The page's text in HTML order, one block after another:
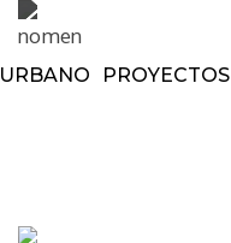
URBANO PROYECTOS